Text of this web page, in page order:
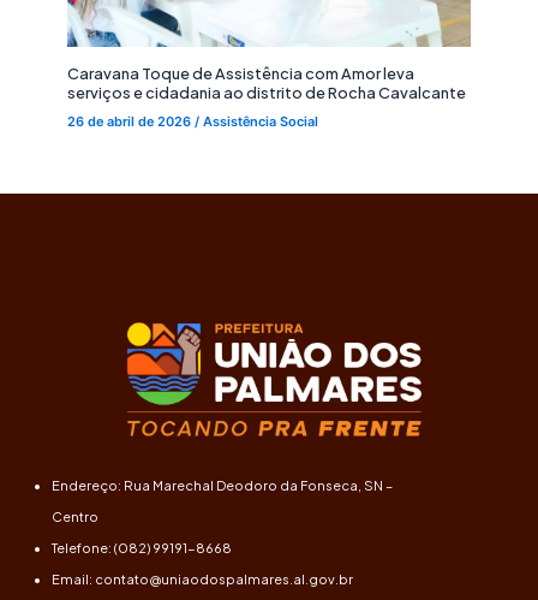
Caravana Toque de Assistência com Amor leva
serviços e cidadania ao distrito de Rocha Cavalcante
26 de abril de 2026/Assistência Social
Endereço: Rua Marechal Deodoro da Fonseca, SN –
Centro
Telefone: (082) 99191-8668
Email: contato@uniaodospalmares.al.gov.br